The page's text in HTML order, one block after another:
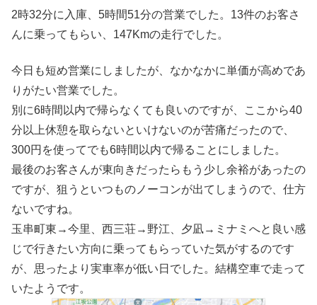
2時32分に入庫、5時間51分の営業でした。13件のお客さ
んに乗ってもらい、147Kmの走行でした。
今日も短め営業にしましたが、なかなかに単価が高めであ
りがたい営業でした。
別に6時間以内で帰らなくても良いのですが、ここから40
分以上休憩を取らないといけないのが苦痛だったので、
300円を使ってでも6時間以内で帰ることにしました。
最後のお客さんが東向きだったらもう少し余裕があったの
ですが、狙うといつものノーコンが出てしまうので、仕方
ないですね。
玉串町東→今里、西三荘→野江、夕凪→ミナミへと良い感
じで行きたい方向に乗ってもらっていた気がするのです
が、思ったより実車率が低い日でした。結構空車で走って
いたようです。